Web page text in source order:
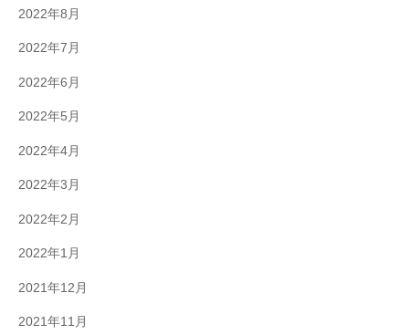
2022年8月
2022年7月
2022年6月
2022年5月
2022年4月
2022年3月
2022年2月
2022年1月
2021年12月
2021年11月